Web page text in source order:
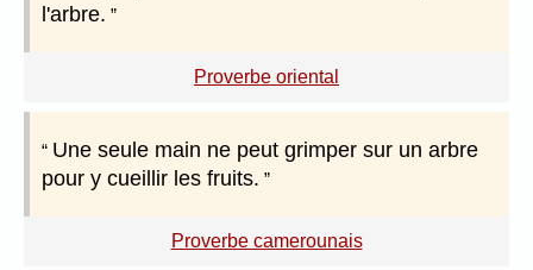
l'arbre.
Proverbe oriental
Une seule main ne peut grimper sur un arbre
pour y cueillir les fruits.
Proverbe camerounais